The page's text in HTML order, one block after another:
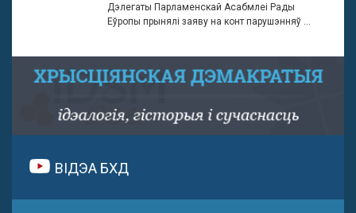
Дэлегаты Парламенскай Асабмлеі Рады
Еўропы прынялі заяву на конт парушэнняў ...
ВІДЭА БХД